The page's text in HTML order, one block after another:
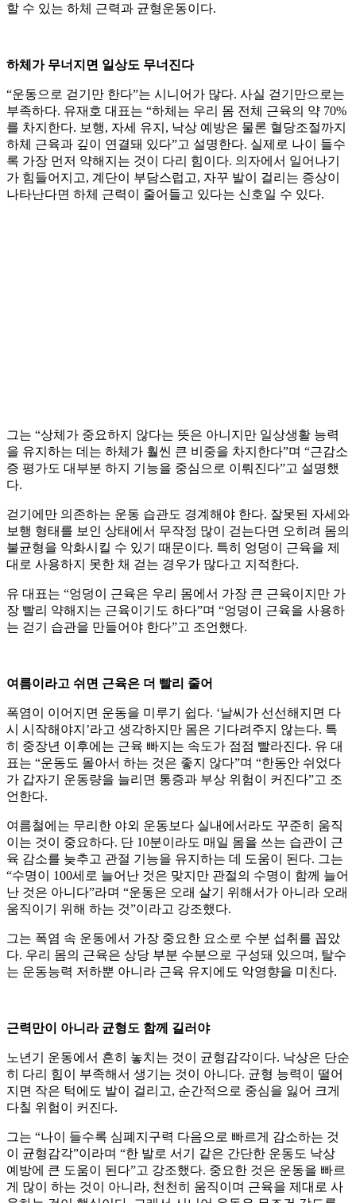
할 수 있는 하체 근력과 균형운동이다.
하체가 무너지면 일상도 무너진다
“운동으로 걷기만 한다”는 시니어가 많다. 사실 걷기만으로는
부족하다. 유재호 대표는 “하체는 우리 몸 전체 근육의 약 70%
를 차지한다. 보행, 자세 유지, 낙상 예방은 물론 혈당조절까지
하체 근육과 깊이 연결돼 있다”고 설명한다. 실제로 나이 들수
록 가장 먼저 약해지는 것이 다리 힘이다. 의자에서 일어나기
가 힘들어지고, 계단이 부담스럽고, 자꾸 발이 걸리는 증상이
나타난다면 하체 근력이 줄어들고 있다는 신호일 수 있다.
그는 “상체가 중요하지 않다는 뜻은 아니지만 일상생활 능력
을 유지하는 데는 하체가 훨씬 큰 비중을 차지한다”며 “근감소
증 평가도 대부분 하지 기능을 중심으로 이뤄진다”고 설명했
다.
걷기에만 의존하는 운동 습관도 경계해야 한다. 잘못된 자세와
보행 형태를 보인 상태에서 무작정 많이 걷는다면 오히려 몸의
불균형을 악화시킬 수 있기 때문이다. 특히 엉덩이 근육을 제
대로 사용하지 못한 채 걷는 경우가 많다고 지적한다.
유 대표는 “엉덩이 근육은 우리 몸에서 가장 큰 근육이지만 가
장 빨리 약해지는 근육이기도 하다”며 “엉덩이 근육을 사용하
는 걷기 습관을 만들어야 한다”고 조언했다.
여름이라고 쉬면 근육은 더 빨리 줄어
폭염이 이어지면 운동을 미루기 쉽다. ‘날씨가 선선해지면 다
시 시작해야지’라고 생각하지만 몸은 기다려주지 않는다. 특
히 중장년 이후에는 근육 빠지는 속도가 점점 빨라진다. 유 대
표는 “운동도 몰아서 하는 것은 좋지 않다”며 “한동안 쉬었다
가 갑자기 운동량을 늘리면 통증과 부상 위험이 커진다”고 조
언한다.
여름철에는 무리한 야외 운동보다 실내에서라도 꾸준히 움직
이는 것이 중요하다. 단 10분이라도 매일 몸을 쓰는 습관이 근
육 감소를 늦추고 관절 기능을 유지하는 데 도움이 된다. 그는
“수명이 100세로 늘어난 것은 맞지만 관절의 수명이 함께 늘어
난 것은 아니다”라며 “운동은 오래 살기 위해서가 아니라 오래
움직이기 위해 하는 것”이라고 강조했다.
그는 폭염 속 운동에서 가장 중요한 요소로 수분 섭취를 꼽았
다. 우리 몸의 근육은 상당 부분 수분으로 구성돼 있으며, 탈수
는 운동능력 저하뿐 아니라 근육 유지에도 악영향을 미친다.
근력만이 아니라 균형도 함께 길러야
노년기 운동에서 흔히 놓치는 것이 균형감각이다. 낙상은 단순
히 다리 힘이 부족해서 생기는 것이 아니다. 균형 능력이 떨어
지면 작은 턱에도 발이 걸리고, 순간적으로 중심을 잃어 크게
다칠 위험이 커진다.
그는 “나이 들수록 심폐지구력 다음으로 빠르게 감소하는 것
이 균형감각”이라며 “한 발로 서기 같은 간단한 운동도 낙상
예방에 큰 도움이 된다”고 강조했다. 중요한 것은 운동을 빠르
게 많이 하는 것이 아니라, 천천히 움직이며 근육을 제대로 사